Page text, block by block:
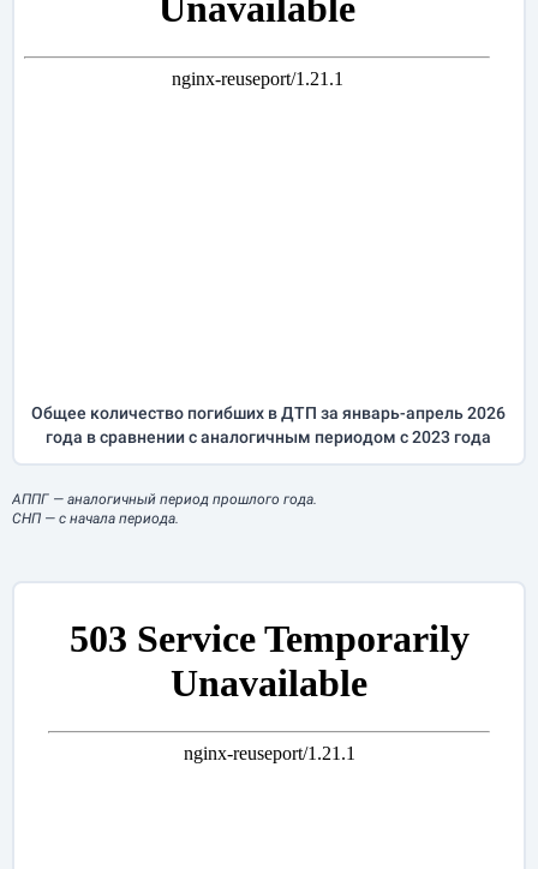
Общее количество погибших в ДТП заянварь-апрель2026
года в сравнении с аналогичным периодом с 2023 года
АППГ — аналогичный период прошлого года.
СНП — с начала периода.